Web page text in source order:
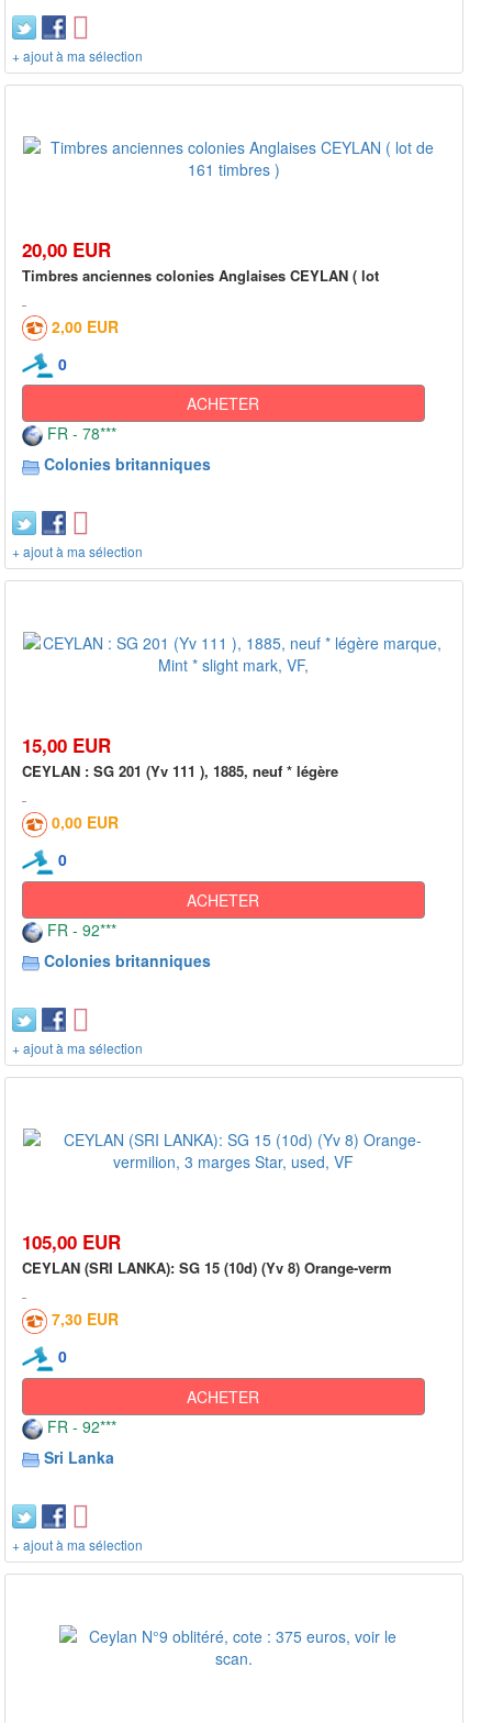
+ ajout à ma sélection
20,00 EUR
Timbres anciennes colonies Anglaises CEYLAN ( lot
2,00 EUR
0
ACHETER
FR - 78***
Colonies britanniques
+ ajout à ma sélection
15,00 EUR
CEYLAN : SG 201 (Yv 111 ), 1885, neuf * légère
0,00 EUR
0
ACHETER
FR - 92***
Colonies britanniques
+ ajout à ma sélection
105,00 EUR
CEYLAN (SRI LANKA): SG 15 (10d) (Yv 8) Orange-verm
7,30 EUR
0
ACHETER
FR - 92***
Sri Lanka
+ ajout à ma sélection